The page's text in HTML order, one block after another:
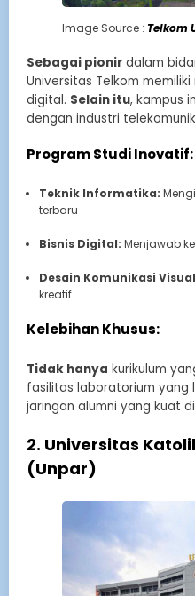
Image Source : Telkom
Sebagai pionir dalam
Universitas Telkom
digital. Selain itu, kampus
dengan industri
Program Studi Inovatif:
Teknik Informatika:
terbaru
Bisnis Digital: Menjawab
Desain Komunikasi
kreatif
Kelebihan Khusus:
Tidak hanya kurikulum
fasilitas laboratorium yang
jaringan alumni yang kuat
2. Universitas
(Unpar)